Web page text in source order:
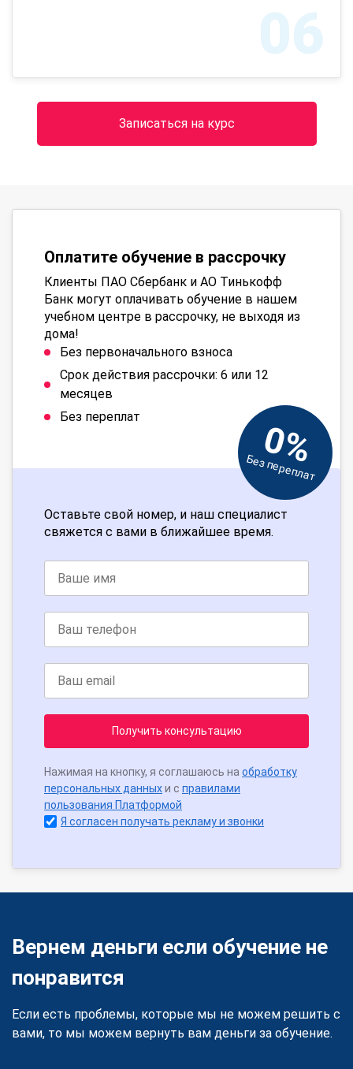
06
Записаться на курс
Оплатите обучение в рассрочку
Клиенты ПАО Сбербанк и АО Тинькофф
Банк могут оплачивать обучение в нашем
учебном центре в рассрочку, не выходя из
дома!
Без первоначального взноса
Срок действия рассрочки: 6 или 12
месяцев
Без переплат
0%
Без переплат
Оставьте свой номер, и наш специалист
свяжется с вами в ближайшее время.
Получить консультацию
Нажимая на кнопку, я соглашаюсь на обработку
персональных данныхи с правилами
пользования Платформой
Я согласен получать рекламу и звонки
Вернем деньги если обучение не
понравится
Если есть проблемы, которые мы не можем решить с
вами, то мы можем вернуть вам деньги за обучение.